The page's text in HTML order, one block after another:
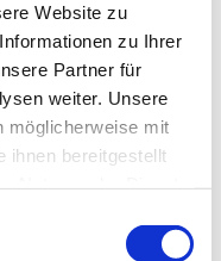
Website zu
zu Ihrer
Partner für
weiter. Unsere
möglicherweise mit
ihnen bereitgestellt